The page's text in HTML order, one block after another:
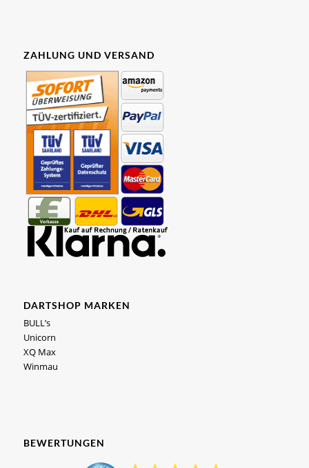
ZAHLUNG UND VERSAND
DARTSHOP MARKEN
BULL’s
Unicorn
XQ Max
Winmau
BEWERTUNGEN